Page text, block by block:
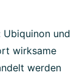
Ubiquinon und
wirksame
werden